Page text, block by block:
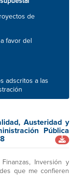
de
favor del
adscritos a las
Austeridad y
Pública
Inversión y
que me confieren